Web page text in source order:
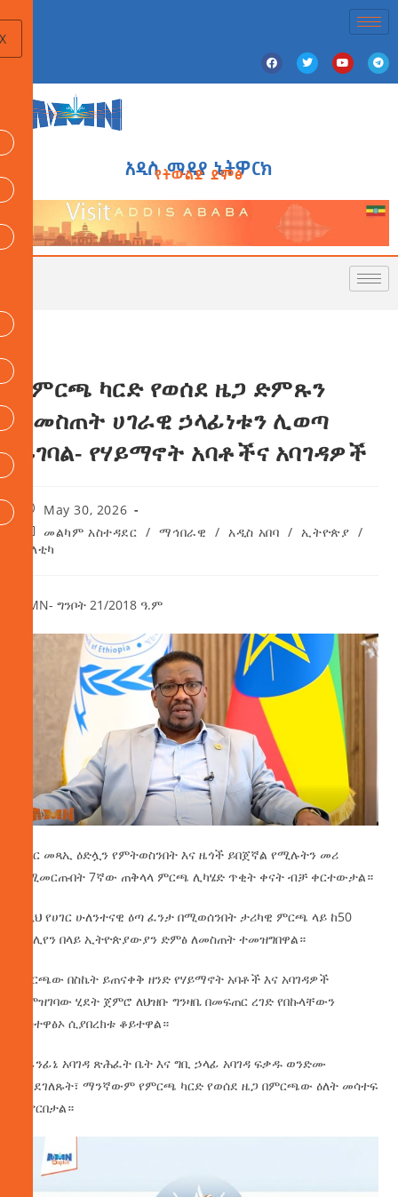
አዲስ ሚዲያ ኔትዎርክ
የትውልድ ድምፅ
የምርጫ ካርድ የወሰደ ዜጋ ድምጹን
በመስጠት ሀገራዊ ኃላፊነቱን ሊወጣ
ይገባል- የሃይማኖት አባቶችና አባገዳዎች
May 30, 2026
መልካም አስተዳደር / ማኅበራዊ / አዲስ አበባ / ኢትዮጵያ /
ፖለቲካ
AMN- ግንቦት 21/2018 ዓ.ም
ሀገር መጻኢ ዕድሏን የምትወስንበት እና ዜጎች ይበጀኛል የሚሉትን መሪ
የሚመርጡበት 7ኛው ጠቅላላ ምርጫ ሊካሄድ ጥቂት ቀናት ብቻ ቀርተውታል።
በዚህ የሀገር ሁለንተናዊ ዕጣ ፈንታ በሚወሰንበት ታሪካዊ ምርጫ ላይ ከ50
ሚሊየን በላይ ኢትዮጵያውያን ድምፅ ለመስጠት ተመዝግበዋል።
ምርጫው በስኬት ይጠናቀቅ ዘንድ የሃይማኖት አባቶች እና አባገዳዎች
ከምዝገባው ሂደት ጀምሮ ለህዝቡ ግንዛቤ በመፍጠር ረገድ የበኩላቸውን
አስተዋፅኦ ሲያበረክቱ ቆይተዋል።
የፊንፊኔ አባገዳ ጽሕፈት ቤት እና ግቢ ኃላፊ አባገዳ ፍቃዱ ወንድሙ
እንደገለጹት፣ ማንኛውም የምርጫ ካርድ የወሰደ ዜጋ በምርጫው ዕለት መሳተፍ
ይኖርበታል።